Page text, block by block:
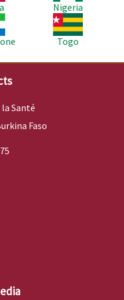
Nigeria
Image
Togo
Santé
Faso